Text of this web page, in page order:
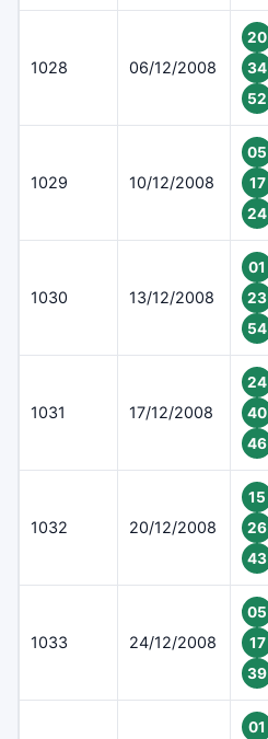
1028 06/12/2008
20
34
52
1029 10/12/2008
05
17
24
1030 13/12/2008
01
23
54
1031 17/12/2008
24
40
46
1032 20/12/2008
15
26
43
1033 24/12/2008
05
17
39
01